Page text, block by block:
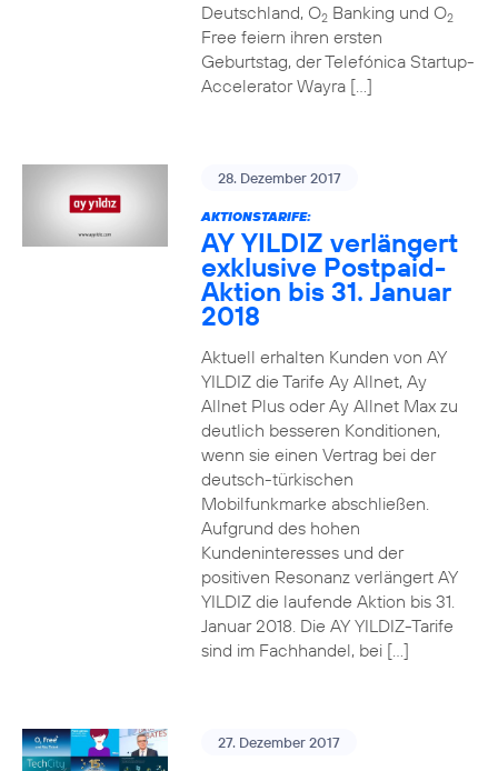
Deutschland, O2Banking und O2
Free feiern ihren ersten
Geburtstag, der Telefónica Startup-
Accelerator Wayra […]
28. Dezember 2017
AKTIONSTARIFE:
AY YILDIZ verlängert
exklusive Postpaid-
Aktion bis 31. Januar
2018
Aktuell erhalten Kunden von AY
YILDIZ die Tarife Ay Allnet, Ay
Allnet Plus oder Ay Allnet Max zu
deutlich besseren Konditionen,
wenn sie einen Vertrag bei der
deutsch-türkischen
Mobilfunkmarke abschließen.
Aufgrund des hohen
Kundeninteresses und der
positiven Resonanz verlängert AY
YILDIZ die laufende Aktion bis 31.
Januar 2018. Die AY YILDIZ-Tarife
sind im Fachhandel, bei […]
27. Dezember 2017